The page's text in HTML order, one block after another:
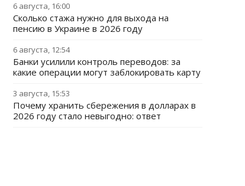
6 августа, 16:00
Сколько стажа нужно для выхода на
пенсию в Украине в 2026 году
6 августа, 12:54
Банки усилили контроль переводов: за
какие операции могут заблокировать карту
3 августа, 15:53
Почему хранить сбережения в долларах в
2026 году стало невыгодно: ответ